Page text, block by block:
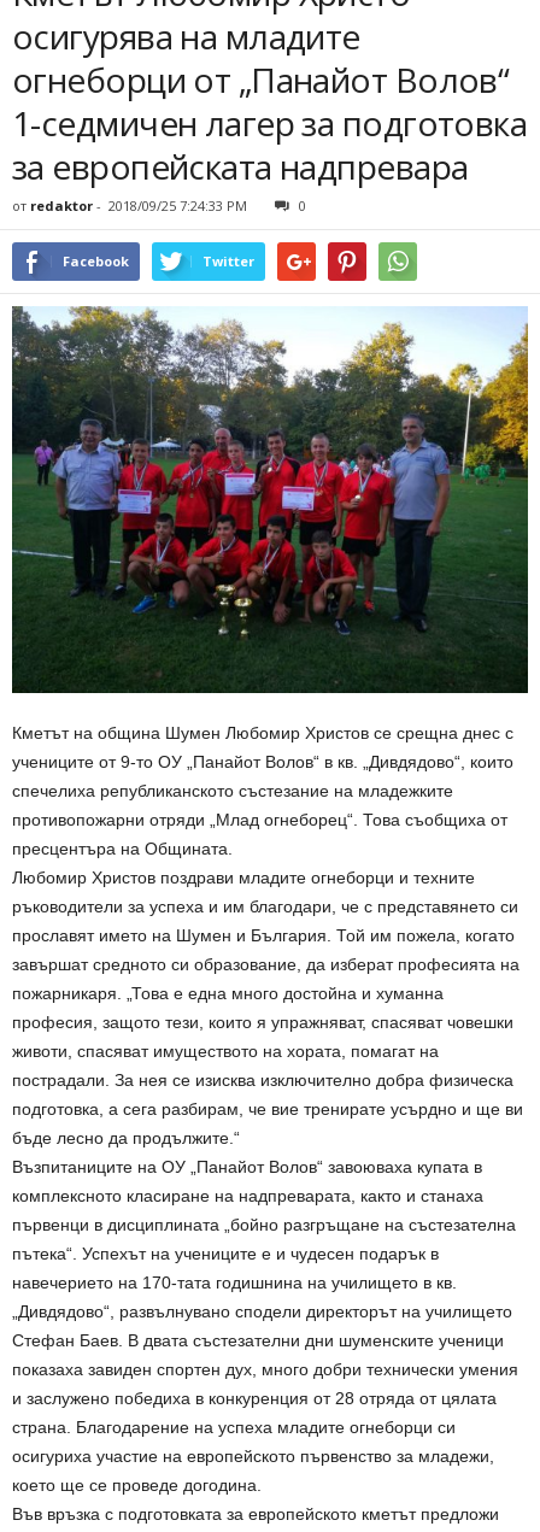
осигурява на младите
огнеборци от „Панайот Волов“
1-седмичен лагер за подготовка
за европейската надпревара
от redaktor - 2018/09/25 7:24:33 PM 0
Facebook Twitter
Кметът на община Шумен Любомир Христов се срещна днес с
учениците от 9-то ОУ „Панайот Волов“ в кв. „Дивдядово“, които
спечелиха републиканското състезание на младежките
противопожарни отряди „Млад огнеборец“. Това съобщиха от
пресцентъра на Общината.
Любомир Христов поздрави младите огнеборци и техните
ръководители за успеха и им благодари, че с представянето си
прославят името на Шумен и България. Той им пожела, когато
завършат средното си образование, да изберат професията на
пожарникаря. „Това е една много достойна и хуманна
професия, защото тези, които я упражняват, спасяват човешки
животи, спасяват имуществото на хората, помагат на
пострадали. За нея се изисква изключително добра физическа
подготовка, а сега разбирам, че вие тренирате усърдно и ще ви
бъде лесно да продължите.“
Възпитаниците на ОУ „Панайот Волов“ завоюваха купата в
комплексното класиране на надпреварата, както и станаха
първенци в дисциплината „бойно разгръщане на състезателна
пътека“. Успехът на учениците е и чудесен подарък в
навечерието на 170-тата годишнина на училището в кв.
„Дивдядово“, развълнувано сподели директорът на училището
Стефан Баев. В двата състезателни дни шуменските ученици
показаха завиден спортен дух, много добри технически умения
и заслужено победиха в конкуренция от 28 отряда от цялата
страна. Благодарение на успеха младите огнеборци си
осигуриха участие на европейското първенство за младежи,
което ще се проведе догодина.
Във връзка с подготовката за европейското кметът предложи